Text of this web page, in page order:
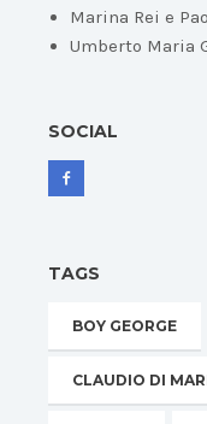
Marina Rei e
Umberto Maria
SOCIAL
TAGS
BOY GEORGE
CLAUDIO DI